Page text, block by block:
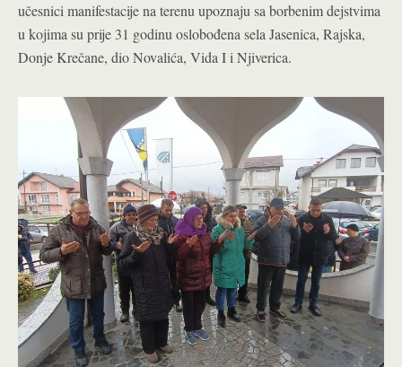
učesnici manifestacije na terenu upoznaju sa borbenim dejstvima
u kojima su prije 31 godinu oslobođena sela Jasenica, Rajska,
Donje Krečane, dio Novalića, Vida I i Njiverica.